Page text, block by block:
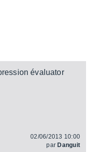
évaluator
02/06/2013 10:00
par Danguit